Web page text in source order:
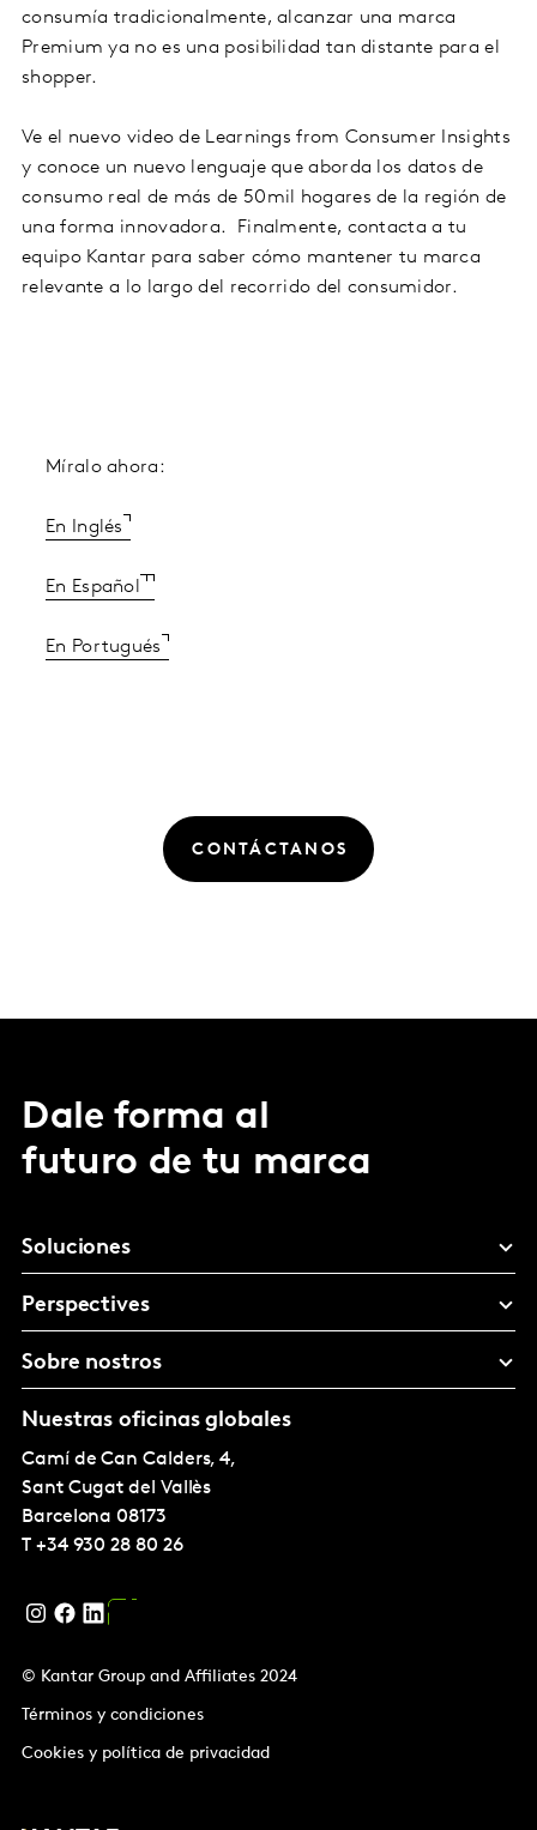
consumía tradicionalmente, alcanzar una marca
Premium ya no es una posibilidad tan distante para el
shopper.
Ve el nuevo video de Learnings from Consumer Insights
y conoce un nuevo lenguaje que aborda los datos de
consumo real de más de 50mil hogares de la región de
una forma innovadora. Finalmente, contacta a tu
equipo Kantar para saber cómo mantener tu marca
relevante a lo largo del recorrido del consumidor.
Míralo ahora:
En Inglés
En Español
En Portugués
CONTÁCTANOS
Dale forma al
futuro de tu marca
Soluciones
Perspectives
Sobre nostros
Nuestras oficinas globales
Camí de Can Calders, 4,
Sant Cugat del Vallès
Barcelona 08173
T +34 930 28 80 26
© Kantar Group and Affiliates 2024
Términos y condiciones
Cookies y política de privacidad